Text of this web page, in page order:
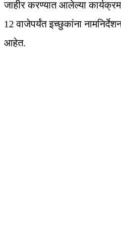
जाहीर करण्यात आलेल्या
12 वाजेपर्यंत इच्छुकांना
आहेत.